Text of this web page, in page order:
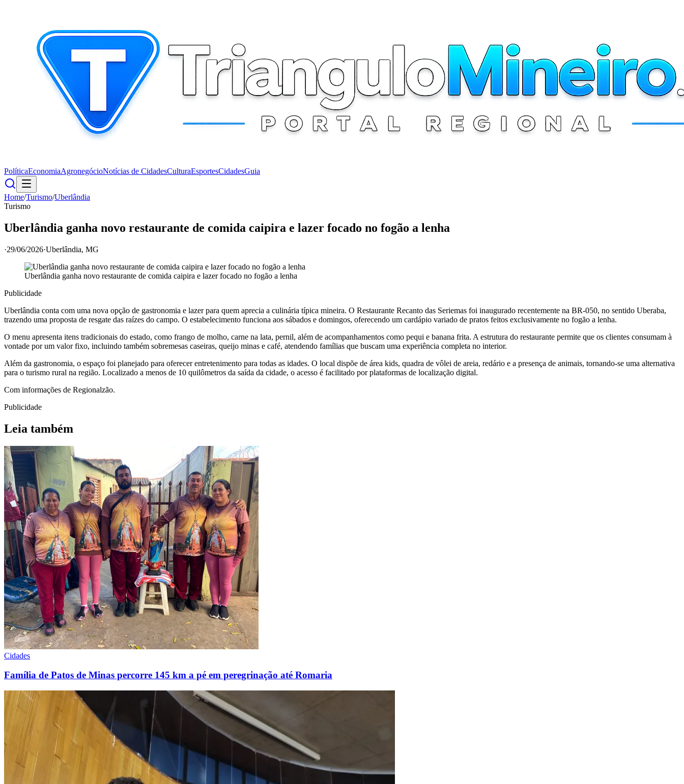
PolíticaEconomiaAgronegócioNotícias de CidadesCulturaEsportesCidadesGuia
Home/Turismo/Uberlândia
Turismo
Uberlândia ganha novo restaurante de comida caipira e lazer focado no fogão a lenha
·29/06/2026·Uberlândia, MG
Uberlândia ganha novo restaurante de comida caipira e lazer focado no fogão a lenha
Publicidade
Uberlândia conta com uma nova opção de gastronomia e lazer para quem aprecia a culinária típica mineira. O Restaurante Recanto das Seriemas foi inaugurado recentemente na BR-050, no sentido Uberaba,
trazendo uma proposta de resgate das raízes do campo. O estabelecimento funciona aos sábados e domingos, oferecendo um cardápio variado de pratos feitos exclusivamente no fogão a lenha.
O menu apresenta itens tradicionais do estado, como frango de molho, carne na lata, pernil, além de acompanhamentos como pequi e banana frita. A estrutura do restaurante permite que os clientes consumam à
vontade por um valor fixo, incluindo também sobremesas caseiras, queijo minas e café, atendendo famílias que buscam uma experiência completa no interior.
Além da gastronomia, o espaço foi planejado para oferecer entretenimento para todas as idades. O local dispõe de área kids, quadra de vôlei de areia, redário e a presença de animais, tornando-se uma alternativa
para o turismo rural na região. Localizado a menos de 10 quilômetros da saída da cidade, o acesso é facilitado por plataformas de localização digital.
Com informações de Regionalzão.
Publicidade
Leia também
Cidades
Família de Patos de Minas percorre 145 km a pé em peregrinação até Romaria